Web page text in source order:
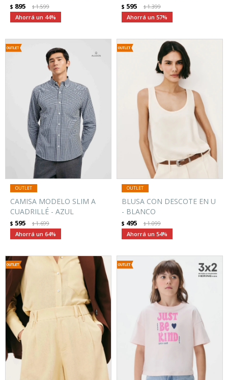
$ 895 $1.599
44
$ 595 $1.399
57
CAMISA MODELO SLIM A
CUADRILLÉ - AZUL
$ 595 $1.699
64
BLUSA CON DESCOTE EN U
- BLANCO
$ 495 $1.099
54